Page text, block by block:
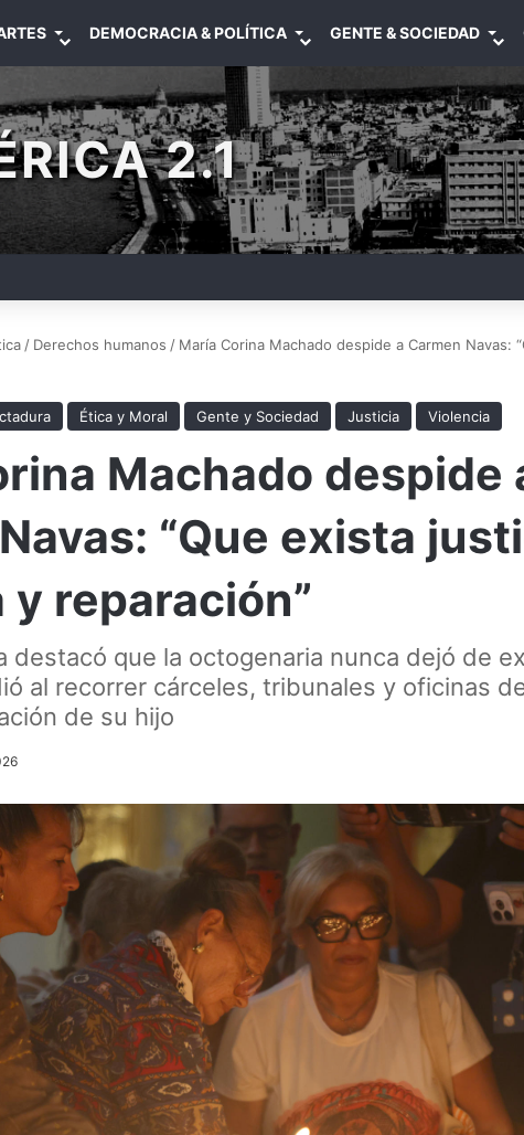
DEMOCRACIA & POLÍTICA GENTE & SOCIEDAD
2.1
/ Derechos humanos / María Corina Machado despide a Carmen Navas:
Ética y Moral Gente y Sociedad Justicia Violencia
Machado despide
“Que exista
y reparación”
destacó que la octogenaria nunca dejó de
al recorrer cárceles, tribunales y oficinas
de su hijo